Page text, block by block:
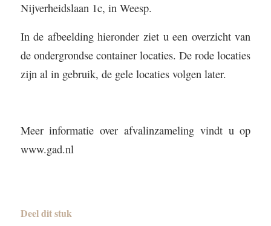
Nijverheidslaan 1c, in Weesp.
In de afbeelding hieronder ziet u een overzicht van
de ondergrondse container locaties. De rode locaties
zijn al in gebruik, de gele locaties volgen later.
Meer informatie over afvalinzameling vindt u op
www.gad.nl
Deel dit stuk